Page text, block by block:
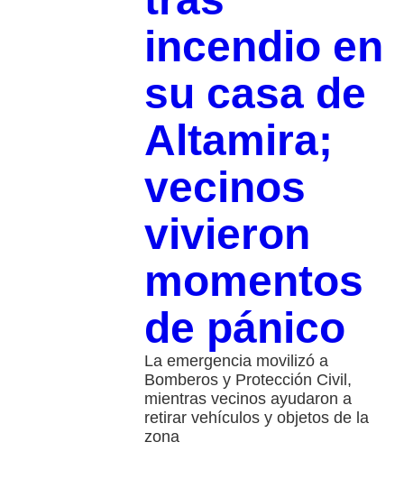
incendio en
su casa de
Altamira;
vecinos
vivieron
momentos
de pánico
La emergencia movilizó a
Bomberos y Protección Civil,
mientras vecinos ayudaron a
retirar vehículos y objetos de la
zona